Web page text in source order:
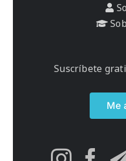
Suscríbete
Me